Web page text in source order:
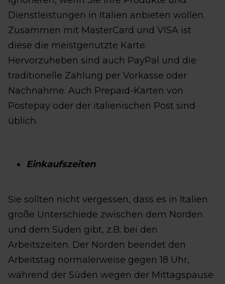
Dienstleistungen in Italien anbieten wollen.
Zusammen mit MasterCard und VISA ist
diese die meistgenutzte Karte.
Hervorzuheben sind auch PayPal und die
traditionelle Zahlung per Vorkasse oder
Nachnahme. Auch Prepaid-Karten von
Postepay oder der italienischen Post sind
üblich.
Einkaufszeiten
Sie sollten nicht vergessen, dass es in Italien
große Unterschiede zwischen dem Norden
und dem Süden gibt, z.B. bei den
Arbeitszeiten. Der Norden beendet den
Arbeitstag normalerweise gegen 18 Uhr,
während der Süden wegen der Mittagspause